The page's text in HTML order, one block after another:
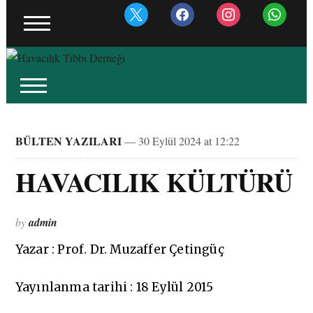
BÜLTEN YAZILARI— 30 Eylül 2024 at 12:22
HAVACILIK KÜLTÜRÜ
byadmin
Yazar : Prof. Dr. Muzaffer Çetingüç
Yayınlanma tarihi : 18 Eylül 2015